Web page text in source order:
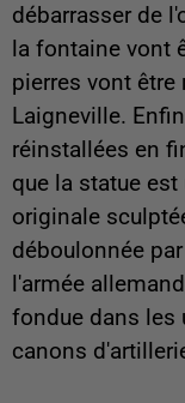
débarrasser de
la fontaine vont
pierres vont être
Laigneville.
réinstallées en
que la statue
originale
déboulonnée
l'armée
fondue dans les
canons